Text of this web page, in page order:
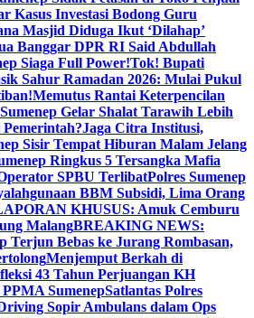
Kasus Investasi Bodong Guru
Masjid Diduga Ikut ‘Dilahap’
Banggar DPR RI Said Abdullah
Siaga Full Power!Tok! Bupati
Sahur Ramadan 2026: Mulai Pukul
Memutus Rantai Keterpencilan
Gelar Shalat Tarawih Lebih
Jaga Citra Institusi,
Sisir Tempat Hiburan Malam Jelang
Ringkus 5 Tersangka Mafia
SPBU TerlibatPolres Sumenep
BBM Subsidi, Lima Orang
KHUSUS: Amuk Cemburu
MalangBREAKING NEWS:
Terjun Bebas ke Jurang Rombasan,
Menjemput Berkah di
43 Tahun Perjuangan KH
SumenepSatlantas Polres
Sopir Ambulans dalam Ops